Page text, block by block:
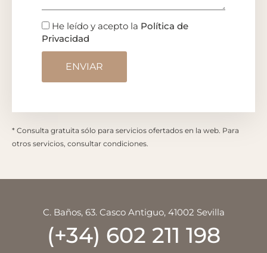
He leído y acepto la Política de
Privacidad
* Consulta gratuita sólo para servicios ofertados en la web. Para
otros servicios, consultar condiciones.
C. Baños, 63. Casco Antiguo, 41002 Sevilla
(+34) 602 211 198